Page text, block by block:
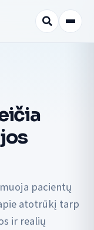
pacientų
atotrūkį tarp
ir realių